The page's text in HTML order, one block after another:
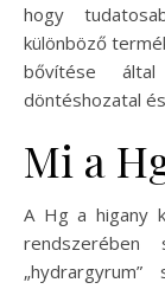
hogy
különböző
bővítése
döntéshozatal
Mi a
A Hg a higany